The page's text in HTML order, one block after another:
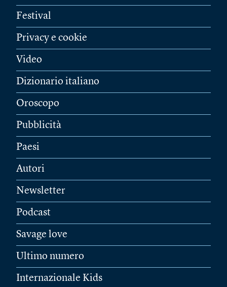
Festival
Privacy e cookie
Video
Dizionario italiano
Oroscopo
Pubblicità
Paesi
Autori
Newsletter
Podcast
Savage love
Ultimo numero
Internazionale Kids